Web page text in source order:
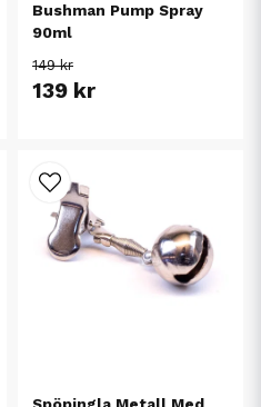
Bushman Pump Spray
90ml
149 kr
139 kr